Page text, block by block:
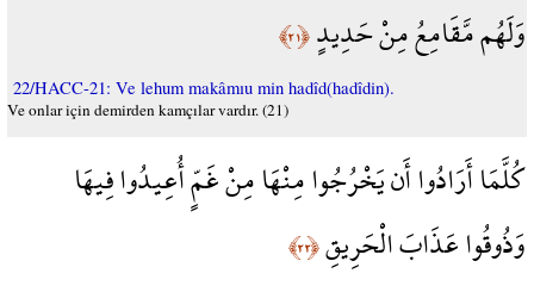
وَلَهُم مَّقَامِعُ مِنْ حَدِيدٍ﴿٢١﴾
22/HACC-21: Ve lehum makâmıu min hadîd(hadîdin).
Ve onlar için demirden kamçılar vardır. (21)
كُلَّمَا أَرَادُوا أَن يَخْرُجُوا مِنْهَا مِنْ غَمٍّ أُعِيدُوا فِيهَا
وَذُوقُوا عَذَابَ الْحَرِيقِ﴿٢٢﴾